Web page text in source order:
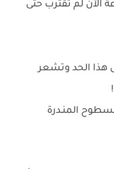
الآن لم تقترب حتى
هذا الحد وتشعر
المنـدرة